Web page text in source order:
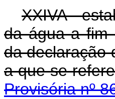
XXIVA -
da água a fim
da declaração
a que se
Provisória nº